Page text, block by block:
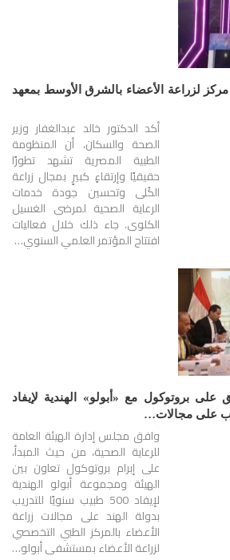
لزراعة الأعضاء بالشرق الأوسط بمعهد
أكد الدكتور خالد عبدالغفار وزير
الصحة والسكان، أن المنظومة
الطبية المصرية تشهد تطورًا
حقيقيًا وإرتقاءٍ كبيرٍ بمجال زراعة
الكُلى وتحسين جودة خدمات
الرعاية الصحية لمرضى الغسيل
الكلوى. جاء ذلك خلال فعاليات
افتتاح المؤتمر العلمي السنوي…
على بروتوكول مع «أبولو» الهندية لإيفاد
وافق مجلس إدارة الهيئة العامة
للرعاية الصحية، من حيث المبدأ،
على إبرام بروتوكول تعاون بين
الهيئة ومجموعة أبولو الهندية
لإيفاد 500 طبيب سنويًا للتدريب
بدولة الهند على مجالات زراعة
الأعضاء بالمركز الطبي التخصصي
لزراعة الأعضاء بمستشفى أبولو…